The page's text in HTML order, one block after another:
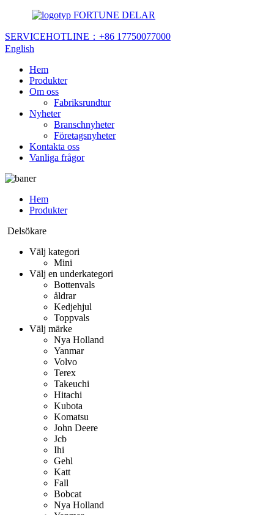
FORTUNE DELAR
SERVICEHOTLINE： +86 17750077000
English
Hem
Produkter
Om oss
Fabriksrundtur
Nyheter
Branschnyheter
Företagsnyheter
Kontakta oss
Vanliga frågor
Hem
Produkter
Delsökare
Välj kategori
Mini
Välj en underkategori
Bottenvals
åldrar
Kedjehjul
Toppvals
Välj märke
Nya Holland
Yanmar
Volvo
Terex
Takeuchi
Hitachi
Kubota
Komatsu
John Deere
Jcb
Ihi
Gehl
Katt
Fall
Bobcat
Nya Holland